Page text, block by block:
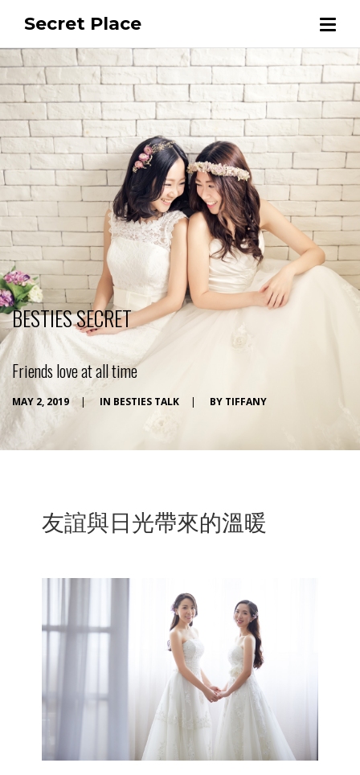
Secret Place
BESTIES SECRET
Friends love at all time
MAY 2, 2019 | IN BESTIES TALK | BY TIFFANY
友誼與日光帶來的溫暖